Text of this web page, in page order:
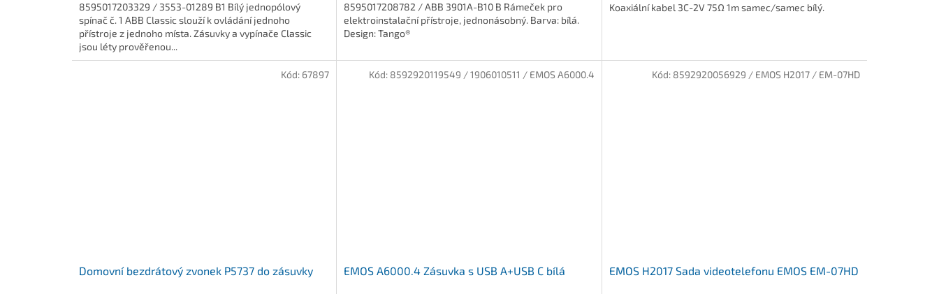
8595017203329 / 3553-01289 B1 Bílý jednopólový
spínač č. 1 ABB Classic slouží k ovládání jednoho
přístroje z jednoho místa. Zásuvky a vypínače Classic
jsou léty prověřenou...
8595017208782 / ABB 3901A-B10 B Rámeček pro
elektroinstalační přístroje, jednonásobný. Barva: bílá.
Design: Tango®
Koaxiální kabel 3C-2V 75Ω 1m samec/samec bílý.
Domovní bezdrátový zvonek P5737 do zásuvky
Kód: 67897
EMOS A6000.4 Zásuvka s USB A+USB C bílá
Kód: 8592920119549 / 1906010511 / EMOS A6000.4
EMOS H2017 Sada videotelefonu EMOS EM-07HD
Kód: 8592920056929 / EMOS H2017 / EM-07HD